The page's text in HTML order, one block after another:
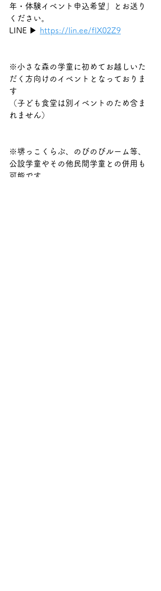
年・体験イベント申込希望」とお送り
ください。
LINE ▶︎
https://lin.ee/flX02Z9
※小さな森の学童に初めてお越しいた
だく方向けのイベントとなっておりま
す
（子ども食堂は別イベントのため含ま
れません）
※堺っこくらぶ、のびのびルーム等、
公設学童やその他民間学童との併用も
可能です。